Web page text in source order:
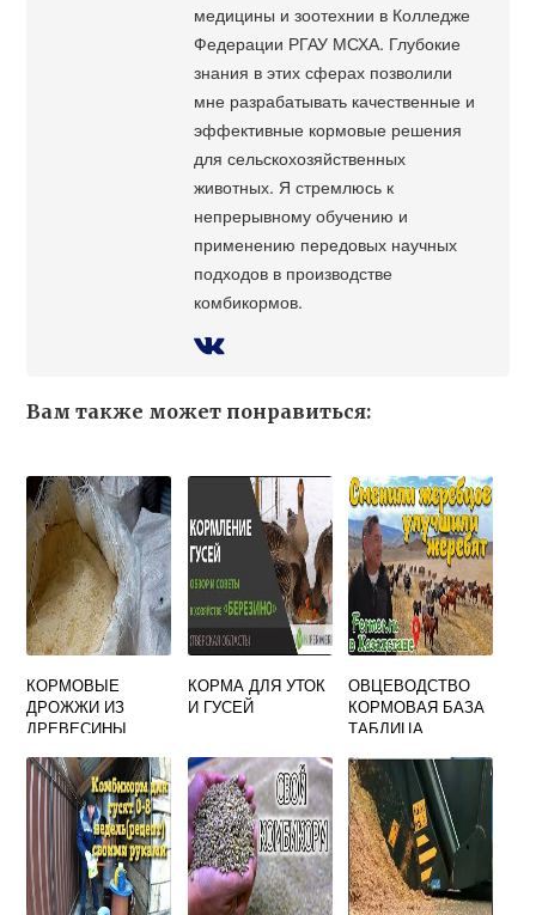
медицины и зоотехнии в Колледже
Федерации РГАУ МСХА. Глубокие
знания в этих сферах позволили
мне разрабатывать качественные и
эффективные кормовые решения
для сельскохозяйственных
животных. Я стремлюсь к
непрерывному обучению и
применению передовых научных
подходов в производстве
комбикормов.
Вам также может понравиться:
КОРМОВЫЕ
ДРОЖЖИ ИЗ
ДРЕВЕСИНЫ
КОРМА ДЛЯ УТОК
И ГУСЕЙ
ОВЦЕВОДСТВО
КОРМОВАЯ БАЗА
ТАБЛИЦА